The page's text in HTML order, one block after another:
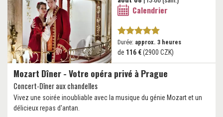
Mozart Dîner - Votre opéra privé à Prague
Concert-Dîner aux chandelles
Vivez une soirée inoubliable avec la musique du génie Mozart et un
délicieux repas d'antan.
Calendrier
Durée: approx. 3 heures
de 116 €(2900 CZK)